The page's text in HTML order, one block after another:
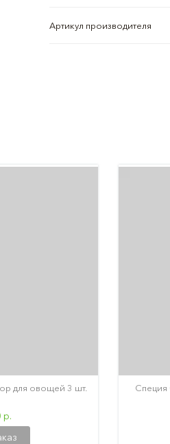
Артикул производителя
для овощей 3 шт.
р.
Специя